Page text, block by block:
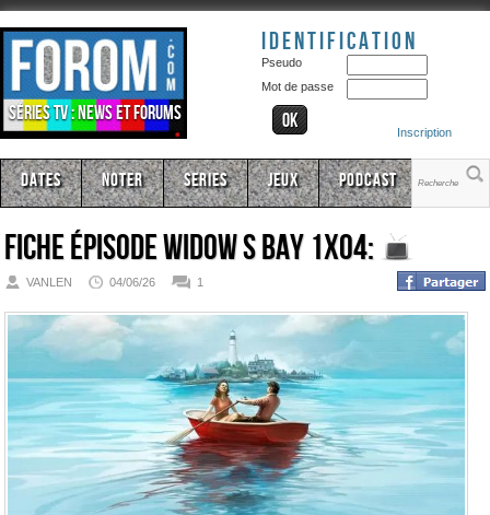
Séries TV : news et forums
Identification
Pseudo
Mot de passe
Inscription
Dates Noter Series Jeux Podcast
Fiche épisodeWidow s Bay 1x04:
VANLEN 04/06/26 1